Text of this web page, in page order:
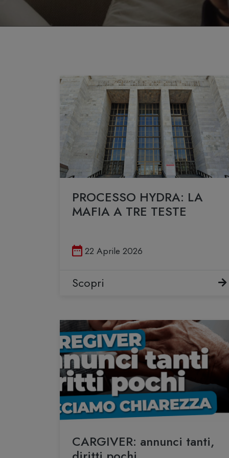
PROCESSO HYDRA: LA
MAFIA A TRE TESTE
Pubblicato il
22 Aprile 2026
Scopri
CARGIVER: annunci tanti,